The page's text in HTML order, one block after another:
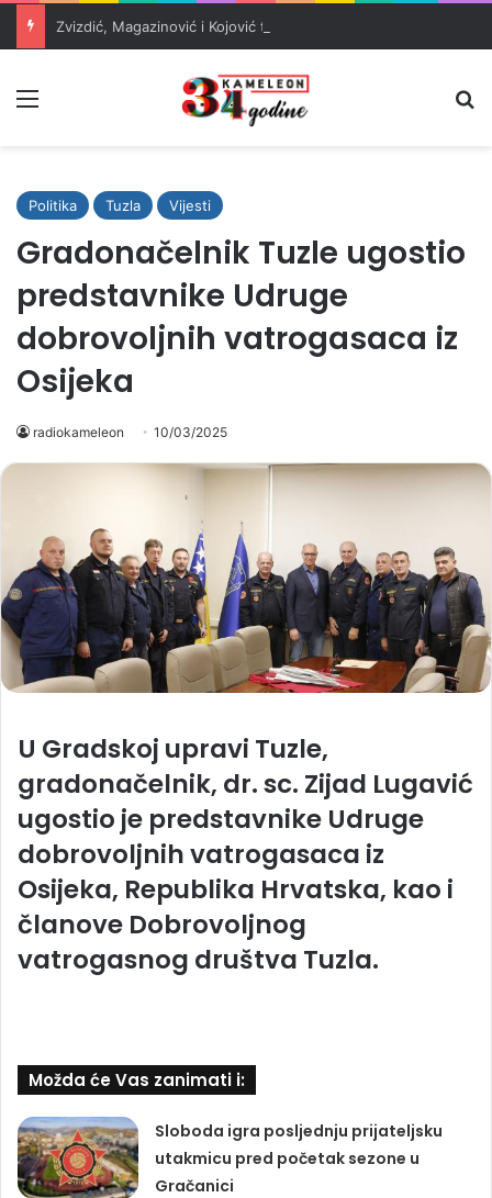
Politika Tuzla Vijesti
Gradonačelnik Tuzle ugostio
predstavnike Udruge
dobrovoljnih vatrogasaca iz
Osijeka
radiokameleon 10/03/2025
U Gradskoj upravi Tuzle,
gradonačelnik, dr. sc. Zijad Lugavić
ugostio je predstavnike Udruge
dobrovoljnih vatrogasaca iz
Osijeka, Republika Hrvatska, kao i
članove Dobrovoljnog
vatrogasnog društva Tuzla.
Možda će Vas zanimati i:
Sloboda igra posljednju prijateljsku
utakmicu pred početak sezone u
Gračanici